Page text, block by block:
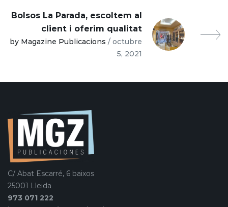
Bolsos La Parada, escoltem al
client i oferim qualitat
by Magazine Publicacions / octubre
5, 2021
C/ Abat Escarré, 6 baixos
25001 Lleida
973 071 222